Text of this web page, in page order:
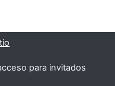
para invitados